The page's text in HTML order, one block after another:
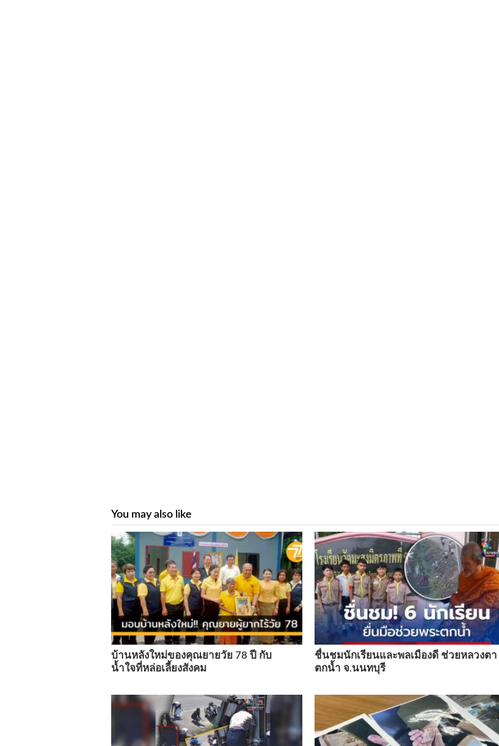
You may also like
บ้านหลังใหม่ของคุณยายวัย 78 ปี กับ
น้ำใจที่หล่อเลี้ยงสังคม
ชื่นชมนักเรียนและพลเมืองดี ช่วยหลวงตา
ตกน้ำ จ.นนทบุรี